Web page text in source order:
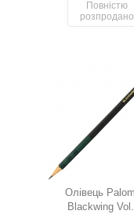
Повністю
розпродано
Олівець
Blackwing